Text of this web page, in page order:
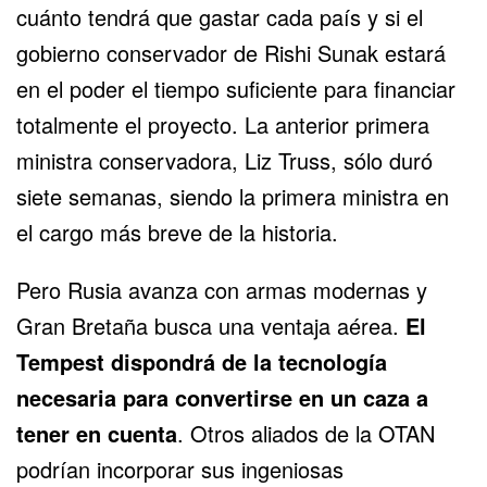
cuánto tendrá que gastar cada país y si el
gobierno conservador de Rishi Sunak estará
en el poder el tiempo suficiente para financiar
totalmente el proyecto. La anterior primera
ministra conservadora, Liz Truss, sólo duró
siete semanas, siendo la primera ministra en
el cargo más breve de la historia.
Pero Rusia avanza con armas modernas y
Gran Bretaña busca una ventaja aérea. El
Tempest dispondrá de la tecnología
necesaria para convertirse en un caza a
tener en cuenta. Otros aliados de la OTAN
podrían incorporar sus ingeniosas